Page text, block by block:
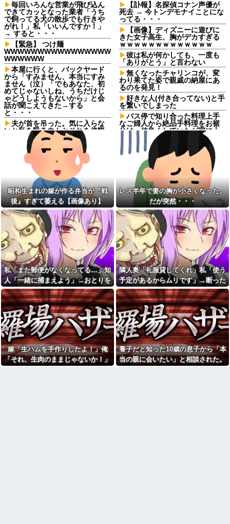
毎回いろんな営業が飛び込ん
できてカッとなった業者「うち
で飼ってる犬の散歩でも行きや
がれ！」私「いいんですか！」
→ すると・・・
【緊急】 つけ麺
WWWWWWWWWWWWWWWW
WWWWWW
本屋に行くと、バックヤード
から「すみません、本当にすみ
ません（泣）「でもあなた、初
めてじゃないしね、うちだけじ
ゃどうしようもないから」と会
話が聞こえてきた→する
と・・・
夫が首を吊った。気に入らな
いと私を殴るウトとそれを傍観
するトメに生活費をくれない
夫…地獄の義実家をでて離婚し
ようとしたら…夫にはとんでも
ない秘密があった
お姫様だっこを夢見る肥満な
私、プールである子供達に「肥
満！」「肥満だ！」と騒がれ
た。それは慣れてるので別にい
いが……その後→
生理の予定が８月６日なんだ
けど７月２９日にドバッと鮮血
でたから生理かな？って思った
のよね
従妹が現行犯逮捕された。従
妹はYouTubeの企画をマネをし
て「別れさせごっこ」をしてお
り...
俺「元カノの写真も思い出だ
から入れよう」婚約者「結婚や
める！」→結婚式で使うアルバ
ム選びで大失敗して...
子供会役員の集まりで通帳と
印鑑が突然行方不明に。数カ月
後、誰も予想しなかった事態
が…
私「調味料は入れないでって
言ったよね？」夫「こっちの方
がおいしいから」→何度頼んで
も勝手に味を変えられて…
【訃報】名探偵コナン声優が
死去 → 今トンデモナイことにな
ってる・・・
【画像】ディズニーに遊びに
きた女子高生、胸がデカすぎる
ｗｗｗｗｗｗｗｗｗｗｗｗｗ
彼は私が何かしても、一度も
「ありがとう」と言わない
無くなったチャリンコが、変
わり果てた姿で親戚の納屋にあ
るのを発見！
好きな人(付き合ってない)と手
を繋いでしまった
バス停で知り合った料理上手
なご婦人から絶品手料理をお裾
分け。仲良くしていたが家に上
がろうとするご婦人が娘に放っ
た『失礼すぎる一言』に絶句←
手料理は美味しかったのに性格
クセ強すぎ
うちの猫がなんか要求する
時。２本足で立ち上がって下僕
の肩に両手をかけ・・・【再】
【画像】秋葉原で大量のメイ
ド＆巫女たちが潮で水打ちを実
施wwwwwwwww他
【気分悪ぃ】彼氏がトンカツ
食べたくない理由がクズすぎて...
ｗｗｗｗ
義弟嫁が私にケンカ売って、
義妹が買った流れになってしま
った。その勘違いが思わぬ方向
へ転がっていき…
24歳年収550万ワイ、高級車も
豪邸も買えない人生が確定して
いる事実に咽び泣く
冷蔵庫あけたらパイナップル
があって友人が食ったら、友人
ところのジジイが買ったたくあ
んだったんだか
【腹筋崩壊】見た瞬間吹いた
画像を貼っていくスレｗｗｗｗ
【修羅場】父の浮気相手がま
さかの男！？私が突き止めた結
果ｗｗｗｗ
昭和生まれの嫁が作る弁当が『戦
後』すぎて萎える【画像あり】
レス半年で妻の胸が小さくなった。
だが突然・・・
私「また郵便がなくなってる…」知
人「一緒に捕まえよう」→おとりを
仕掛けたら泥奥がまんまと引っかか
り…
隣人奥「礼服貸してくれ」私「使う
予定があるからムリです」→断った
途端、とんでもない暴言を吐かれ
て…
嫁「生ハムを手作りしたよ！」俺
「それ、生肉のままじゃないか！」
養子だと知った10歳の息子から「本
当の親に会いたい」と相談された。